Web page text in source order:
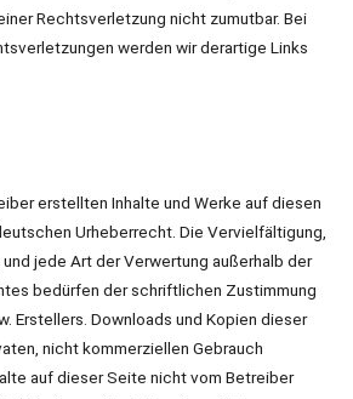
Rechtsverletzung nicht zumutbar. Bei
werden wir derartige Links
erstellten Inhalte und Werke auf diesen
Urheberrecht. Die Vervielfältigung,
jede Art der Verwertung außerhalb der
bedürfen der schriftlichen Zustimmung
Erstellers. Downloads und Kopien dieser
nicht kommerziellen Gebrauch
auf dieser Seite nicht vom Betreiber